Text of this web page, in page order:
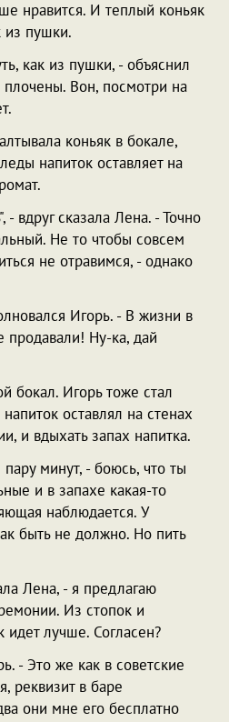
нравится. И теплый коньяк
из пушки.
как из пушки, - объяснил
плочены. Вон, посмотри на
коньяк в бокале,
напиток оставляет на
вдруг сказала Лена. - Точно
Не то чтобы совсем
не отравимся, - однако
Игорь. - В жизни в
Ну-ка, дай
бокал. Игорь тоже стал
оставлял на стенах
и вдыхать запах напитка.
минут, - боюсь, что ты
и в запахе какая-то
наблюдается. У
быть не должно. Но пить
Лена, - я предлагаю
Из стопок и
идет лучше. Согласен?
- Это же как в советские
реквизит в баре
они мне его бесплатно